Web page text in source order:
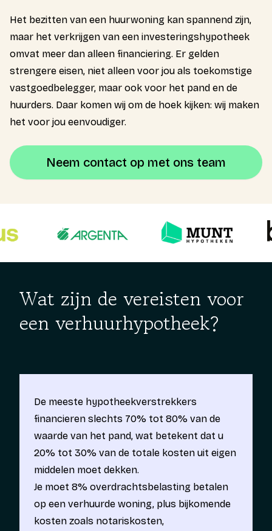
Het bezitten van een huurwoning kan spannend zijn,
maar het verkrijgen van een investeringshypotheek
omvat meer dan alleen financiering. Er gelden
strengere eisen, niet alleen voor jou als toekomstige
vastgoedbelegger, maar ook voor het pand en de
huurders. Daar komen wij om de hoek kijken: wij maken
het voor jou eenvoudiger.
Neem contact op met ons team
Wat zijn de vereisten voor
een verhuurhypotheek?
De meeste hypotheekverstrekkers
financieren slechts 70% tot 80% van de
waarde van het pand, wat betekent dat u
20% tot 30% van de totale kosten uit eigen
middelen moet dekken.
Je moet 8% overdrachtsbelasting betalen
op een verhuurde woning, plus bijkomende
kosten zoals notariskosten,